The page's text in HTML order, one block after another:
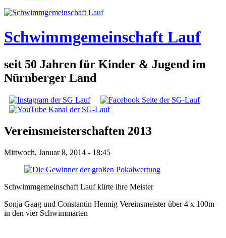
Schwimmgemeinschaft Lauf
seit 50 Jahren für Kinder & Jugend im
Nürnberger Land
Social Links
Vereinsmeisterschaften 2013
Mittwoch, Januar 8, 2014 - 18:45
Schwimmgemeinschaft Lauf kürte ihre Meister
Sonja Gaag und Constantin Hennig Vereinsmeister über 4 x 100m
in den vier Schwimmarten